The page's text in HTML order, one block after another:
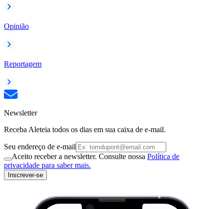
Opinião
Reportagem
Newsletter
Receba Aleteia todos os dias em sua caixa de e-mail.
Seu endereço de e-mail
Aceito receber a newsletter. Consulte nossa Política de
privacidade para saber mais.
Inscrever-se